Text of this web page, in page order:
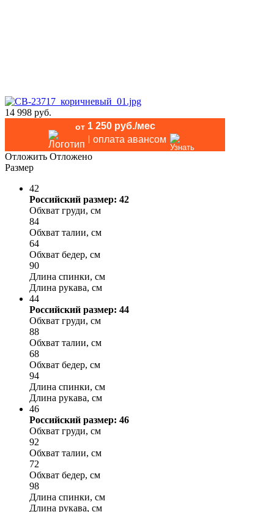
14 998 руб.
от 1 250 руб./мес
оплата авансом
Отложить Отложено
Размер
42
Российский размер: 42
Обхват груди, см
84
Обхват талии, см
64
Обхват бедер, см
90
Длина спинки, см
Длина рукава, см
44
Российский размер: 44
Обхват груди, см
88
Обхват талии, см
68
Обхват бедер, см
94
Длина спинки, см
Длина рукава, см
46
Российский размер: 46
Обхват груди, см
92
Обхват талии, см
72
Обхват бедер, см
98
Длина спинки, см
Длина рукава, см